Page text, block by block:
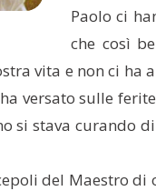
Paolo ci
che così
vita e non ci
versato sulle
stava curando
del Maestro